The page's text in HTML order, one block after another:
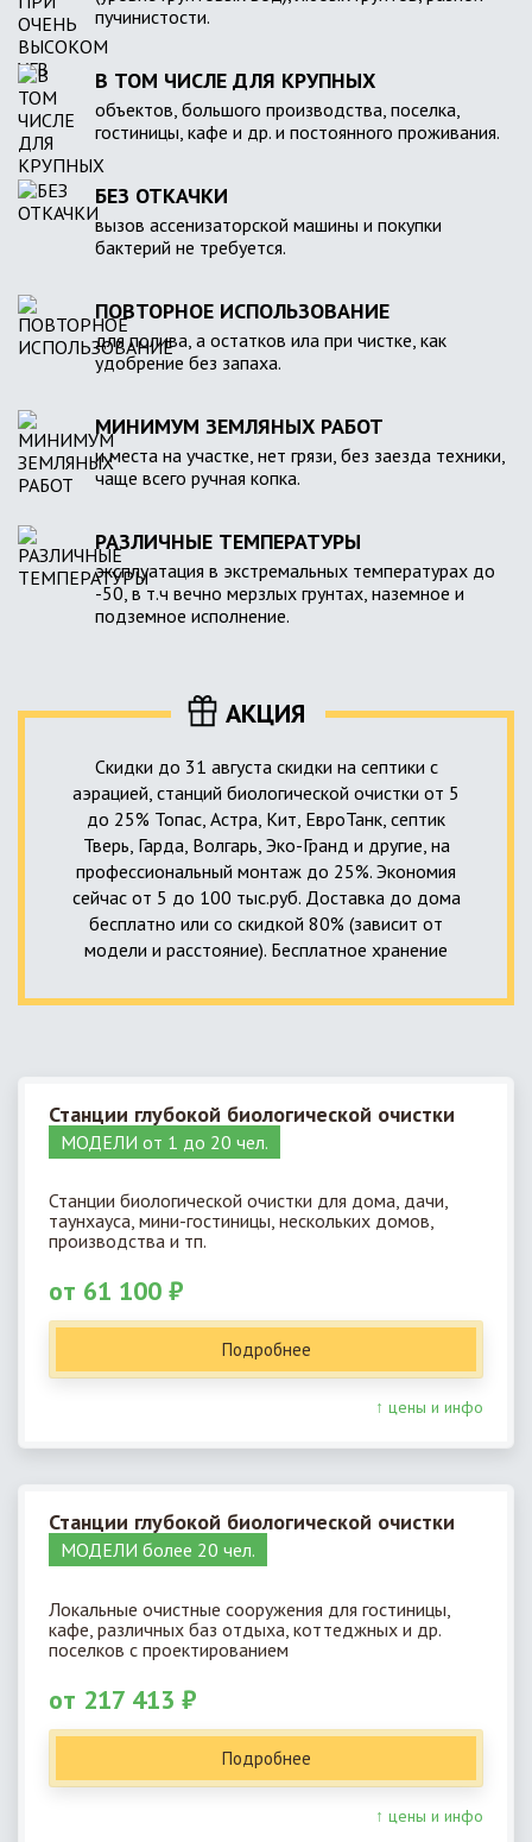
пучинистости.
В ТОМ ЧИСЛЕ ДЛЯ КРУПНЫХ
объектов, большого производства, поселка,
гостиницы, кафе и др. и постоянного проживания.
БЕЗ ОТКАЧКИ
вызов ассенизаторской машины и покупки
бактерий не требуется.
ПОВТОРНОЕ ИСПОЛЬЗОВАНИЕ
для полива, а остатков ила при чистке, как
удобрение без запаха.
МИНИМУМ ЗЕМЛЯНЫХ РАБОТ
и места на участке, нет грязи, без заезда техники,
чаще всего ручная копка.
РАЗЛИЧНЫЕ ТЕМПЕРАТУРЫ
эксплуатация в экстремальных температурах до
-50, в т.ч вечно мерзлых грунтах, наземное и
подземное исполнение.
АКЦИЯ
Скидки до 31 августа скидки на септики с
аэрацией, станций биологической очистки от 5
до 25% Топас, Астра, Кит, ЕвроТанк, септик
Тверь, Гарда, Волгарь, Эко-Гранд и другие, на
профессиональный монтаж до 25%. Экономия
сейчас от 5 до 100 тыс.руб. Доставка до дома
бесплатно или со скидкой 80% (зависит от
модели и расстояние). Бесплатное хранение
Станции глубокой биологической очистки
МОДЕЛИ от 1 до 20 чел.
Станции биологической очистки для дома, дачи,
таунхауса, мини-гостиницы, нескольких домов,
производства и тп.
от 61 100 ₽
Подробнее
↑ цены и инфо
Станции глубокой биологической очистки
МОДЕЛИ более 20 чел.
Локальные очистные сооружения для гостиницы,
кафе, различных баз отдыха, коттеджных и др.
поселков с проектированием
от 217 413 ₽
Подробнее
↑ цены и инфо